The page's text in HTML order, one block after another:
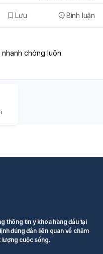
Lưu Bình luận
chóng luôn
thông tin y khoa hàng đầu tại
đúng đắn liên quan về chăm
lượng cuộc sống.